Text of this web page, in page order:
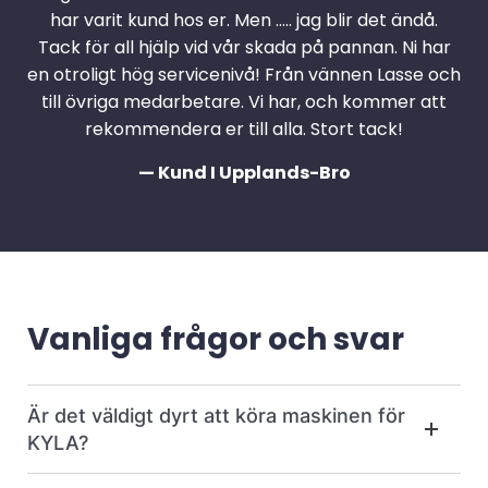
har varit kund hos er. Men ….. jag blir det ändå.
Tack för all hjälp vid vår skada på pannan. Ni har
en otroligt hög servicenivå! Från vännen Lasse och
till övriga medarbetare. Vi har, och kommer att
rekommendera er till alla. Stort tack!
— Kund I Upplands-Bro
Vanliga frågor och svar
Är det väldigt dyrt att köra maskinen för
KYLA?